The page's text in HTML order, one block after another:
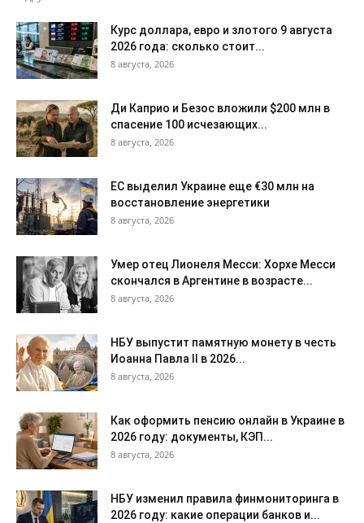
Курс доллара, евро и злотого 9 августа
2026 года: сколько стоит...
8 августа, 2026
Ди Каприо и Безос вложили $200 млн в
спасение 100 исчезающих...
8 августа, 2026
ЕС выделил Украине еще €30 млн на
восстановление энергетики
8 августа, 2026
Умер отец Лионеля Месси: Хорхе Месси
скончался в Аргентине в возрасте...
8 августа, 2026
НБУ выпустит памятную монету в честь
Иоанна Павла II в 2026...
8 августа, 2026
Как оформить пенсию онлайн в Украине в
2026 году: документы, КЭП...
8 августа, 2026
НБУ изменил правила финмониторинга в
2026 году: какие операции банков и...